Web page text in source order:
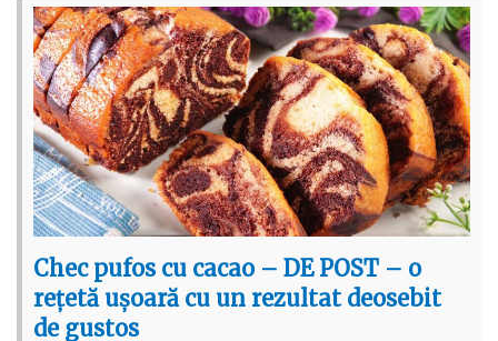
Chec pufos cu cacao – DE POST – o
rețetă ușoară cu un rezultat deosebit
de gustos